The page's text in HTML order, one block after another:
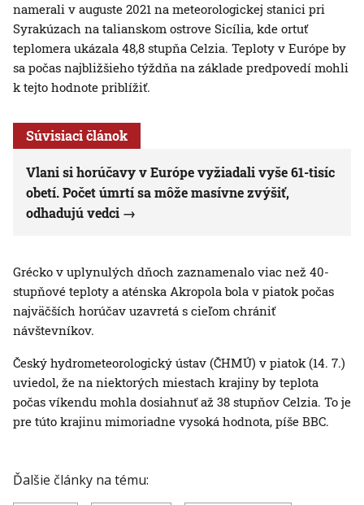
namerali v auguste 2021 na meteorologickej stanici pri
Syrakúzach na talianskom ostrove Sicília, kde ortuť
teplomera ukázala 48,8 stupňa Celzia. Teploty v Európe by
sa počas najbližšieho týždňa na základe predpovedí mohli
k tejto hodnote priblížiť.
Súvisiaci článok
Vlani si horúčavy v Európe vyžiadali vyše 61-tisíc
obetí. Počet úmrtí sa môže masívne zvýšiť,
odhadujú vedci
Grécko v uplynulých dňoch zaznamenalo viac než 40-
stupňové teploty a aténska Akropola bola v piatok počas
najväčších horúčav uzavretá s cieľom chrániť
návštevníkov.
Český hydrometeorologický ústav (ČHMÚ) v piatok (14. 7.)
uviedol, že na niektorých miestach krajiny by teplota
počas víkendu mohla dosiahnuť až 38 stupňov Celzia. To je
pre túto krajinu mimoriadne vysoká hodnota, píše BBC.
Ďalšie články na tému: